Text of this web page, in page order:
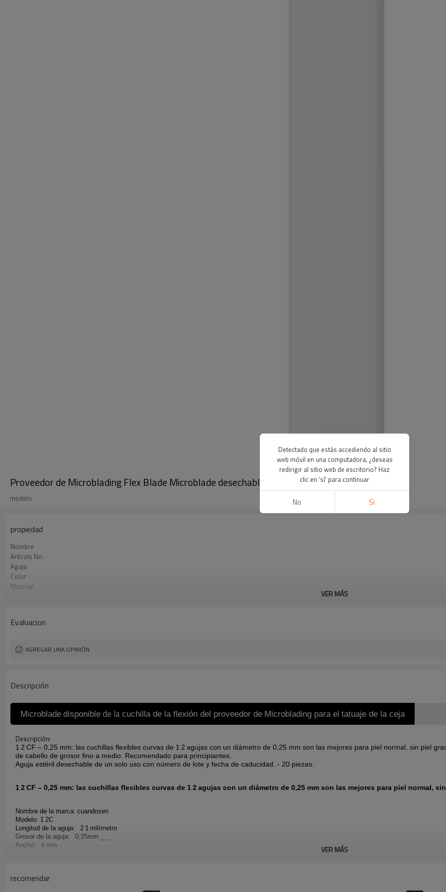
Proveedor de Microblading Flex Blade Microblade desechable para tatuaje de cejas
modelo
propiedad
Nombre
Artículo No.
Aguja
Color
Material
OEM/ODM
El tiempo de entrega
Forma de envio
VER MÁS
Evaluacion
AGREGAR UNA OPINIÓN
Descripción
Microblade disponible de la cuchilla de la flexión del proveedor de Microblading para el tatuaje de la ceja
Descripción:
1 2 CF – 0,25 mm: las cuchillas flexibles curvas de 1 2 agujas con un diámetro de 0,25 mm son las mejores para piel normal, sin piel
de cabello de grosor fino a medio. Recomendado para principiantes.
Aguja estéril desechable de un solo uso con número de lote y fecha de caducidad. - 20 piezas.
1 2 CF – 0,25 mm: las cuchillas flexibles curvas de 1 2 agujas con un diámetro de 0,25 mm son las mejores para piel normal,
Nombre de la marca: cuandosen
Modelo: 1 2C
Longitud de la aguja:
2 1 milímetro
Grosor de la aguja:
0,25mm
Ancho:
4 mm
Material: acero inoxidable y plástico
VER MÁS
recomendar
Detectado que estás accediendo al sitio
web móvil en una computadora, ¿deseas
redirigir al sitio web de escritorio? Haz
clic en 'sí' para continuar
No Si